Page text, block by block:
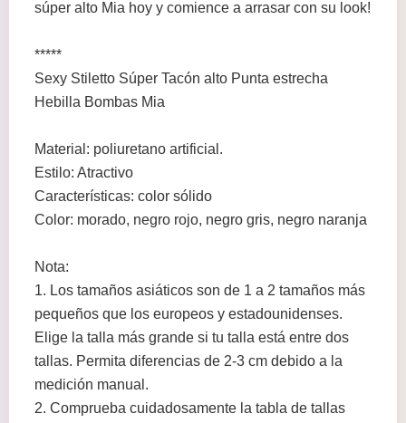
súper alto Mia hoy y comience a arrasar con su look!
*****
Sexy Stiletto Súper Tacón alto Punta estrecha
Hebilla Bombas Mia
Material: poliuretano artificial.
Estilo: Atractivo
Características: color sólido
Color: morado, negro rojo, negro gris, negro naranja
Nota:
1. Los tamaños asiáticos son de 1 a 2 tamaños más
pequeños que los europeos y estadounidenses.
Elige la talla más grande si tu talla está entre dos
tallas. Permita diferencias de 2-3 cm debido a la
medición manual.
2. Comprueba cuidadosamente la tabla de tallas